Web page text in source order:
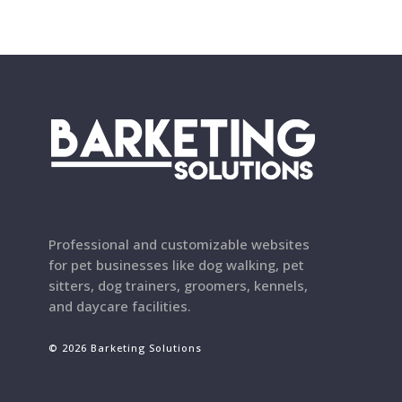
Professional and customizable websites
for pet businesses like dog walking, pet
sitters, dog trainers, groomers, kennels,
and daycare facilities.
© 2026 Barketing Solutions